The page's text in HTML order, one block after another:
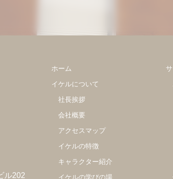
ル202
ホーム
イケルについて
社長挨拶
会社概要
アクセスマップ
イケルの特徴
キャラクター紹介
イケルの学びの場